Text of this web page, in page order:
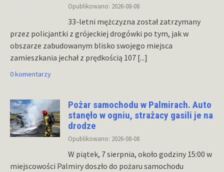
Opublikowano: 2026-08-08
33-letni mężczyzna został zatrzymany
przez policjantki z grójeckiej drogówki po tym, jak w
obszarze zabudowanym blisko swojego miejsca
zamieszkania jechał z prędkością 107 [...]
0 komentarzy
Pożar samochodu w Palmirach. Auto
stanęło w ogniu, strażacy gasili je na
drodze
Opublikowano: 2026-08-08
W piątek, 7 sierpnia, około godziny 15:00 w
miejscowości Palmiry doszło do pożaru samochodu